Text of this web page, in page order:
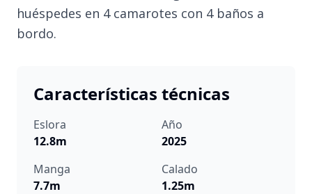
huéspedes en 4 camarotes con 4 baños a
bordo.
Características técnicas
Eslora
12.8m
Año
2025
Manga
7.7m
Calado
1.25m